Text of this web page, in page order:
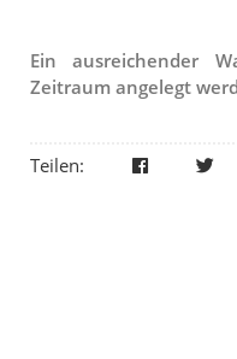
Ein ausreichender
Zeitraum angelegt
Teilen: